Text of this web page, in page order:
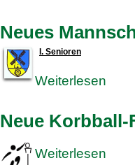
Neues
I. Senioren
Weiterlesen
Neue
Weiterlesen